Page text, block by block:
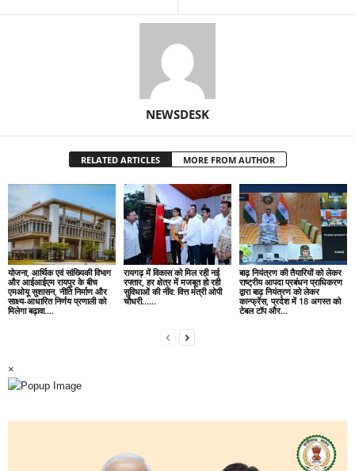
NEWSDESK
RELATED ARTICLES MORE FROM AUTHOR
योजना, आर्थिक एवं सांख्यिकी विभाग
और आईआईएम रायपुर के बीच
एमओयू सुशासन, नीति निर्माण और
साक्ष्य-आधारित निर्णय प्रणाली को
मिलेगा बढ़ावा….
रायगढ़ में विकास को मिल रही नई
रफ्तार, हर क्षेत्र में मजबूत हो रही
सुविधाओं की नींव: वित्त मंत्री ओपी
चौधरी……
बाढ़ नियंत्रण की तैयारियों को लेकर
राष्ट्रीय आपदा प्रबंधन प्राधिकरण
द्वारा बाढ़ नियंत्रण को लेकर
कान्फ्रेंस, प्रदेश में 18 अगस्त को
टेबल टॉप और...
×